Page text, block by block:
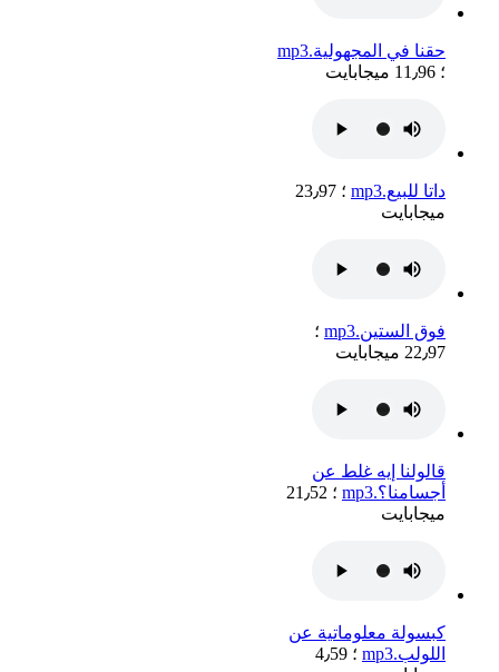
حقنا في المجهولية.mp3
؛ 11٫96 ميجابايت
داتا للبيع.mp3
؛ 23٫97
ميجابايت
فوق الستين.mp3
؛
22٫97 ميجابايت
قالولنا إيه غلط عن
أجسامنا؟.mp3
؛ 21٫52
ميجابايت
كبسولة معلوماتية عن
اللولب.mp3
؛ 4٫59